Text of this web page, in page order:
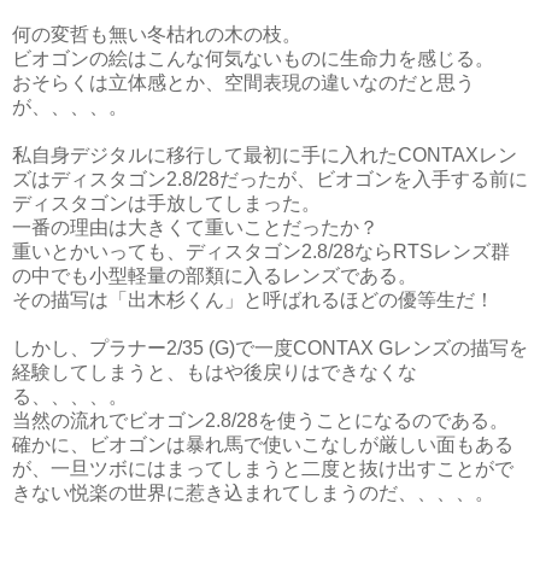
何の変哲も無い冬枯れの木の枝。
ビオゴンの絵はこんな何気ないものに生命力を感じる。
おそらくは立体感とか、空間表現の違いなのだと思う
が、、、、。
私自身デジタルに移行して最初に手に入れたCONTAXレン
ズはディスタゴン2.8/28だったが、ビオゴンを入手する前に
ディスタゴンは手放してしまった。
一番の理由は大きくて重いことだったか？
重いとかいっても、ディスタゴン2.8/28ならRTSレンズ群
の中でも小型軽量の部類に入るレンズである。
その描写は「出木杉くん」と呼ばれるほどの優等生だ！
しかし、プラナー2/35 (G)で一度CONTAX Gレンズの描写を
経験してしまうと、もはや後戻りはできなくな
る、、、、。
当然の流れでビオゴン2.8/28を使うことになるのである。
確かに、ビオゴンは暴れ馬で使いこなしが厳しい面もある
が、一旦ツボにはまってしまうと二度と抜け出すことがで
きない悦楽の世界に惹き込まれてしまうのだ、、、、。